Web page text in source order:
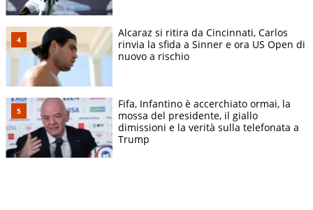
Alcaraz si ritira da Cincinnati, Carlos
rinvia la sfida a Sinner e ora US Open di
nuovo a rischio
Fifa, Infantino è accerchiato ormai, la
mossa del presidente, il giallo
dimissioni e la verità sulla telefonata a
Trump